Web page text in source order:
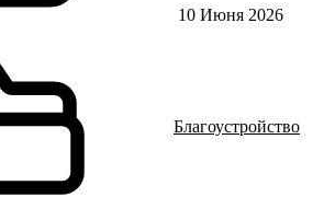
10 Июня 2026
Благоустройство